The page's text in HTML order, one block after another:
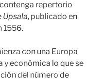
repertorio
Upsala, publicado en
1556.
con una Europa
y económica lo que se
del número de